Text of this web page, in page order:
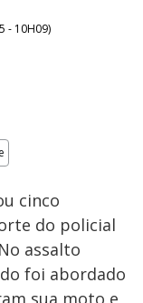
- 10H09)
cinco
do policial
assalto
foi abordado
sua moto e